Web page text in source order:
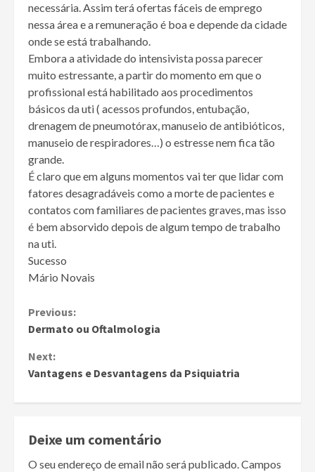
necessária. Assim terá ofertas fáceis de emprego
nessa área e a remuneração é boa e depende da cidade
onde se está trabalhando.
Embora a atividade do intensivista possa parecer
muito estressante, a partir do momento em que o
profissional está habilitado aos procedimentos
básicos da uti ( acessos profundos, entubação,
drenagem de pneumotórax, manuseio de antibióticos,
manuseio de respiradores…) o estresse nem fica tão
grande.
É claro que em alguns momentos vai ter que lidar com
fatores desagradáveis como a morte de pacientes e
contatos com familiares de pacientes graves, mas isso
é bem absorvido depois de algum tempo de trabalho
na uti.
Sucesso
Mário Novais
Continue
Previous:
Dermato ou Oftalmologia
Next:
Vantagens e Desvantagens da Psiquiatria
Deixe um comentário
O seu endereço de email não será publicado.Campos